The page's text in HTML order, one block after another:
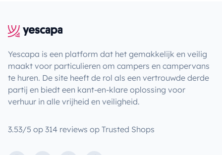
Yescapa is een platform dat het gemakkelijk en veilig
maakt voor particulieren om campers en campervans
te huren. De site heeft de rol als een vertrouwde derde
partij en biedt een kant-en-klare oplossing voor
verhuur in alle vrijheid en veiligheid.
3.53/5 op 314 reviews op Trusted Shops